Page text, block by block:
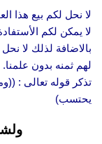
لا نحل لكم بيع هذا
لا يمكن لكم
بالاضافة لذلك لا
لهم ثمنه بدون علمنا.
تذكر قوله تعالى :
يحتسب)